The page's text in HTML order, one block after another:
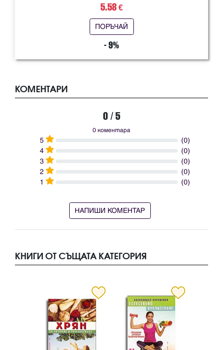
5.58€
ПОРЪЧАЙ
- 9%
КОМЕНТАРИ
0 / 5
0 коментара
5
(0)
4
(0)
3
(0)
2
(0)
1
(0)
НАПИШИ КОМЕНТАР
КНИГИ ОТ СЪЩАТА КАТЕГОРИЯ